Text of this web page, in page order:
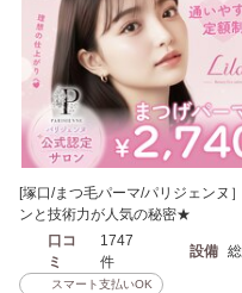
[塚口/まつ毛パーマ/パリジェンヌ
ンと技術力が人気の秘密★
口コ
ミ
1747
件
設備
スマート支払いOK